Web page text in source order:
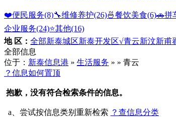
❤️便民服务(8)🔧维修养护(26)🍜餐饮美食(6)🚗拼
企业服务(24)⭐️其他(16)
地 区： 全部新泰城区新泰开发区√青云新汶新甫
全部信息
位于： 新泰信息港 » 生活服务 » » 青云
？信息如何置顶
抱歉，没有符合检索条件的信息。
a、尝试按信息类别重新检索 ？查信息分类